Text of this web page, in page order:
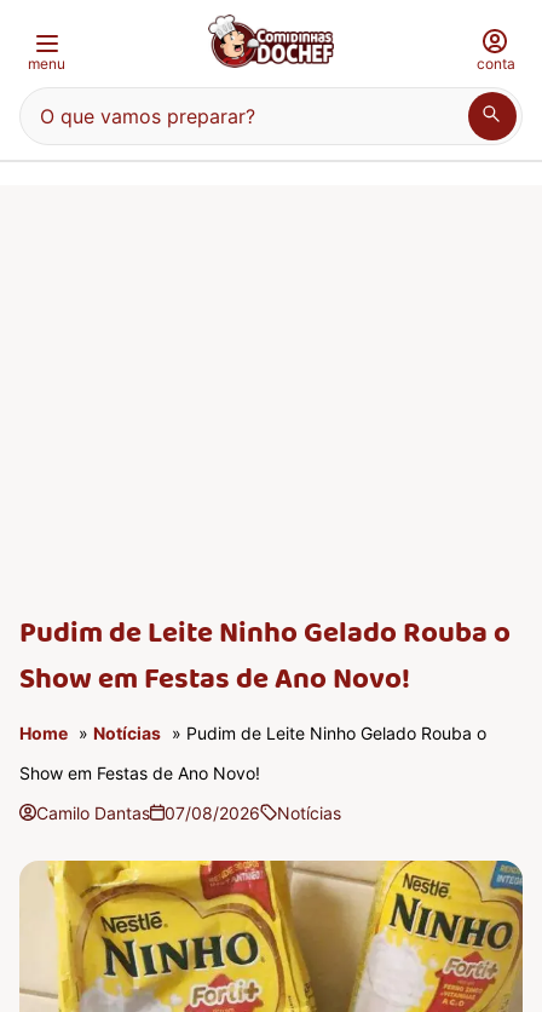
menu
O que vamos preparar?
conta
Pudim de Leite Ninho Gelado Rouba o
Show em Festas de Ano Novo!
Home » Notícias » Pudim de Leite Ninho Gelado Rouba o
Show em Festas de Ano Novo!
Camilo Dantas
07/08/2026 Notícias